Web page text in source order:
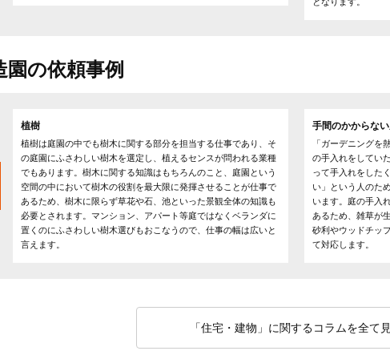
園の依頼事例
植樹
植樹は庭園の中でも樹木に関する部分を担当する仕事であり、そ
の庭園にふさわしい樹木を選定し、植えるセンスが問われる業種
でもあります。樹木に関する知識はもちろんのこと、庭園という
空間の中において樹木の役割を最大限に発揮させることが仕事で
あるため、樹木に限らず草花や石、池といった景観全体の知識も
必要とされます。マンション、アパート等庭ではなくベランダに
置くのにふさわしい樹木選びもおこなうので、仕事の幅は広いと
言えます。
手間のかからな
「ガーデニングを
の手入れをしてい
って手入れをした
い」という人のた
います。庭の手入
あるため、雑草が
砂利やウッドチッ
て対応します。
「住宅・建物」に関するコラムを全て